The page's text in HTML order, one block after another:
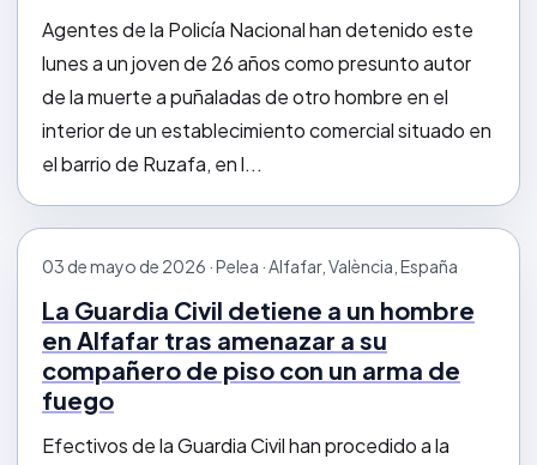
Agentes de la Policía Nacional han detenido este
lunes a un joven de 26 años como presunto autor
de la muerte a puñaladas de otro hombre en el
interior de un establecimiento comercial situado en
el barrio de Ruzafa, en l...
03 de mayo de 2026 · Pelea · Alfafar, València, España
La Guardia Civil detiene a un hombre
en Alfafar tras amenazar a su
compañero de piso con un arma de
fuego
Efectivos de la Guardia Civil han procedido a la